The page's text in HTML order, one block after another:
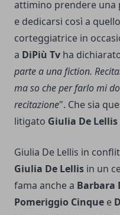
attimino prendere una
e dedicarsi così a
corteggiatrice in
a DiPiù Tv ha
parte a una fiction.
ma so che per farlo mi
recitazione". Che sia
litigato Giulia De
Giulia De Lellis in
Giulia De Lellis in un
fama anche a Barbara
Pomeriggio Cinque e